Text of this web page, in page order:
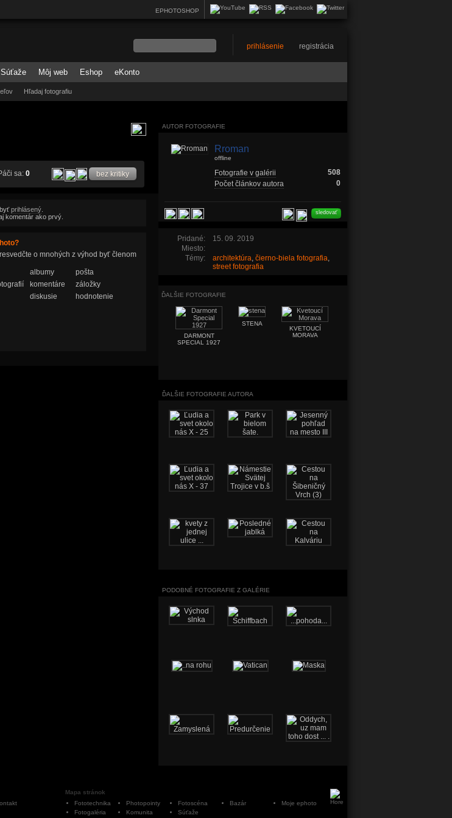
EPHOTOSHOP
prihlásenie registrácia
Hľadaj fotografiu
Súťaže Môj web Eshop eKonto
sa: 0 bez kritiky
prihlásený.
komentár ako prvý.
o mnohých z výhod byť členom
albumy
pošta
komentáre
záložky
diskusie hodnotenie
AUTOR FOTOGRAFIE
Rroman
offline
Fotografie v galérii
508
Počet článkov autora
0
sledovať
Pridané:
15. 09. 2019
Miesto:
Témy:
architektúra, čierno-biela fotografia,
street fotografia
ĎALŠIE FOTOGRAFIE
DARMONT
SPECIAL 1927
STENA
KVETOUCÍ
MORAVA
ĎALŠIE FOTOGRAFIE AUTORA
PODOBNÉ FOTOGRAFIE Z GALÉRIE
Mapa stránok
Fototechnika
Fotogaléria
Photopointy
Komunita
Fotoscéna
Súťaže
Bazár Moje ephoto